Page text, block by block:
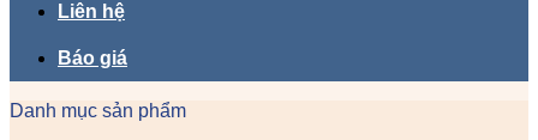
Liên hệ
Báo giá
Danh mục sản phẩm